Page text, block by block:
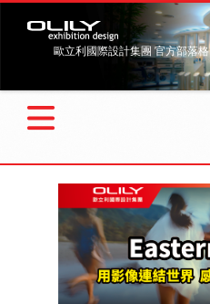
歐立利國際設計集團 官方部落格